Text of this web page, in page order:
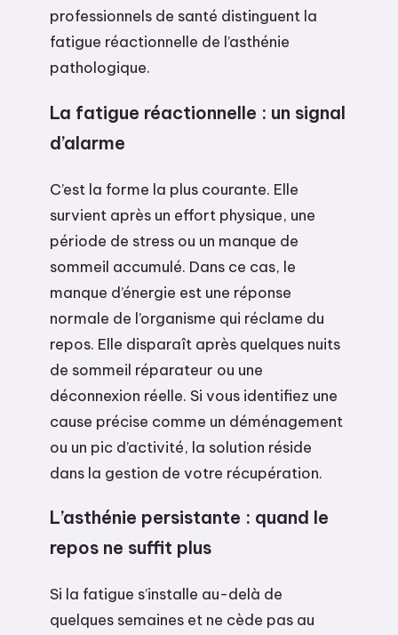
professionnels de santé distinguent la
fatigue réactionnelle de l’asthénie
pathologique.
La fatigue réactionnelle : un signal
d’alarme
C’est la forme la plus courante. Elle
survient après un effort physique, une
période de stress ou un manque de
sommeil accumulé. Dans ce cas, le
manque d’énergie est une réponse
normale de l’organisme qui réclame du
repos. Elle disparaît après quelques nuits
de sommeil réparateur ou une
déconnexion réelle. Si vous identifiez une
cause précise comme un déménagement
ou un pic d’activité, la solution réside
dans la gestion de votre récupération.
L’asthénie persistante : quand le
repos ne suffit plus
Si la fatigue s’installe au-delà de
quelques semaines et ne cède pas au